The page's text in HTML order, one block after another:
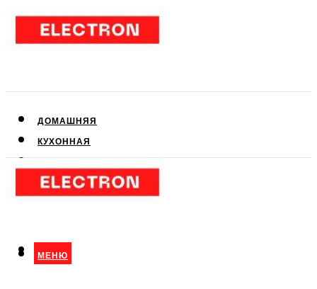
ДОМАШНЯЯ
КУХОННАЯ
КЛИМАТИЧЕСКАЯ
МЕНЮ
МЕНЮ